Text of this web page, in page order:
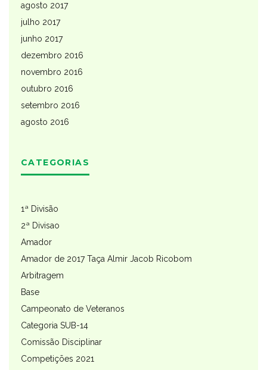
agosto 2017
julho 2017
junho 2017
dezembro 2016
novembro 2016
outubro 2016
setembro 2016
agosto 2016
CATEGORIAS
1ª Divisão
2ª Divisao
Amador
Amador de 2017 Taça Almir Jacob Ricobom
Arbitragem
Base
Campeonato de Veteranos
Categoria SUB-14
Comissão Disciplinar
Competições 2021